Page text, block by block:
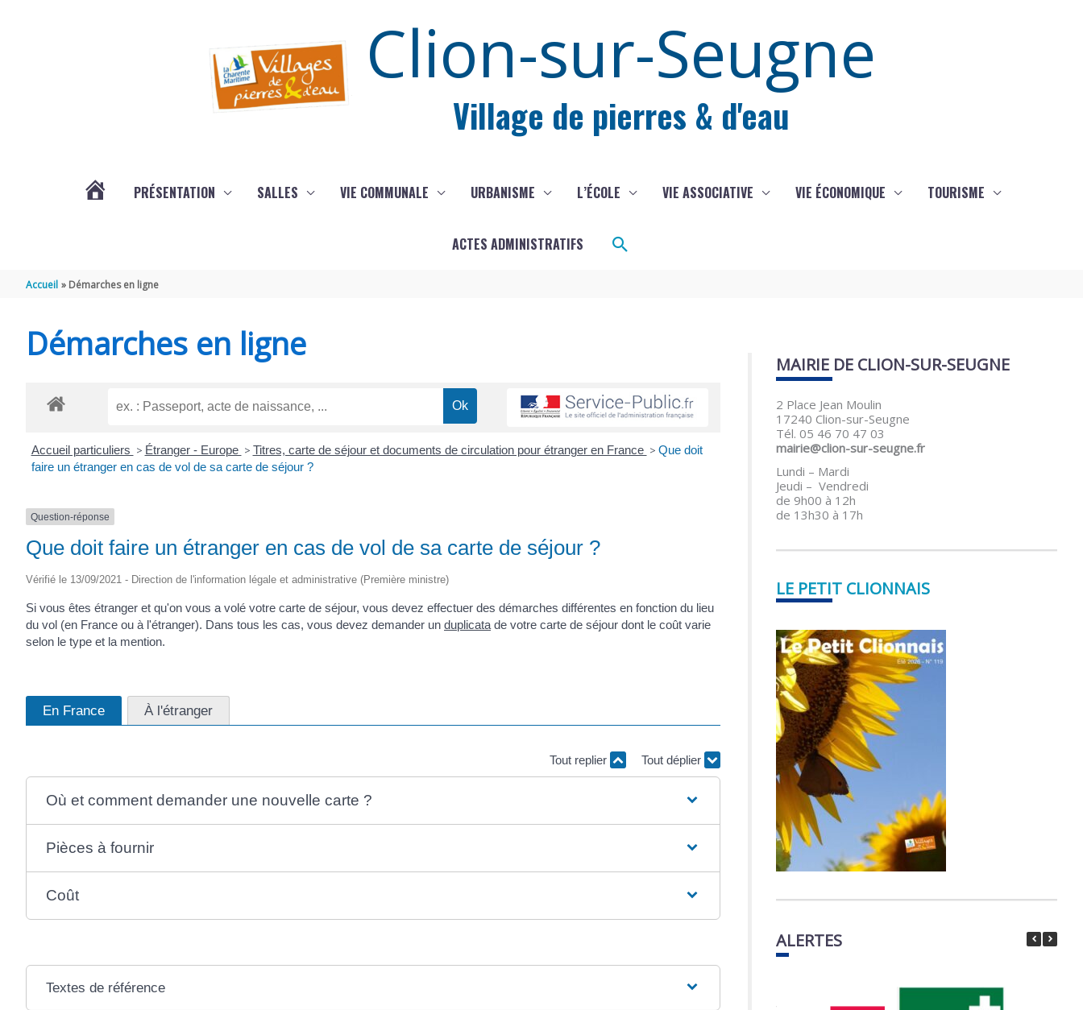
Clion-sur-Seugne
Village de pierres & d'eau
PRÉSENTATION SALLES VIE COMMUNALE URBANISME L’ÉCOLE VIE ASSOCIATIVE VIE ÉCONOMIQUE TOURISME
ACTES ADMINISTRATIFS Rechercher
Accueil Démarches en ligne
Démarches en ligne
Accueil particuliers > Étranger - Europe > Titres, carte de séjour et documents de circulation pour étranger en France > Que doit
faire un étranger en cas de vol de sa carte de séjour ?
Question-réponse
Que doit faire un étranger en cas de vol de sa carte de séjour ?
Vérifié le 13/09/2021 - Direction de l'information légale et administrative (Première ministre)
Si vous êtes étranger et qu'on vous a volé votre carte de séjour, vous devez effectuer des démarches différentes en fonction du lieu
du vol (en France ou à l'étranger). Dans tous les cas, vous devez demander un duplicata de votre carte de séjour dont le coût varie
selon le type et la mention.
En France À l'étranger
Tout replier Tout déplier
Où et comment demander une nouvelle carte ?
Pièces à fournir
Coût
Textes de référence
MAIRIE DE CLION-SUR-SEUGNE
2 Place Jean Moulin
17240 Clion-sur-Seugne
Tél. 05 46 70 47 03
mairie@clion-sur-seugne.fr
Lundi – Mardi
Jeudi – Vendredi
de 9h00 à 12h
de 13h30 à 17h
LE PETIT CLIONNAIS
ALERTES